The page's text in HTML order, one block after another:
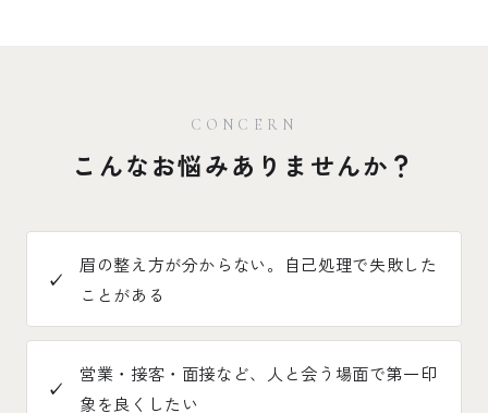
CONCERN
こんなお悩みありませんか？
眉の整え方が分からない。自己処理で失敗した
ことがある
営業・接客・面接など、人と会う場面で第一印
象を良くしたい